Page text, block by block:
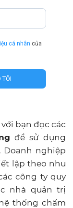
cá nhân của
với bạn đọc các
để sử dụng
Doanh nghiệp
lập theo nhu
công ty quy
nhà quản trị
thống chấm